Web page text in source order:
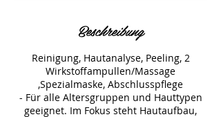
Beschreibung
Reinigung, Hautanalyse, Peeling, 2
Wirkstoffampullen/Massage
,Spezialmaske, Abschlusspflege
- Für alle Altersgruppen und Hauttypen
geeignet. Im Fokus steht Hautaufbau,